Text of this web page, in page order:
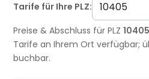
Tarife für Ihre PLZ:
Preise & Abschluss für PLZ10405
Tarife an Ihrem Ort verfügbar;
buchbar.